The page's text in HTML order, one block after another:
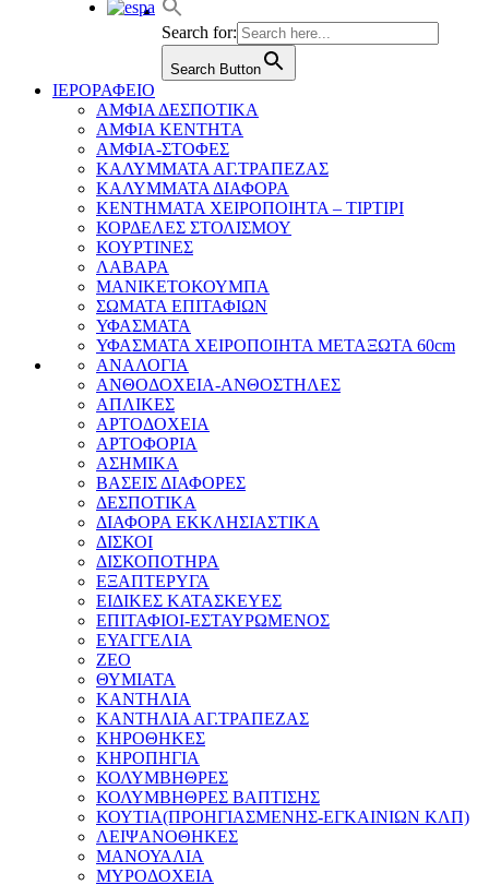
Search for:
Search Button
ΙΕΡΟΡΑΦΕΙΟ
ΑΜΦΙΑ ΔΕΣΠΟΤΙΚΑ
ΑΜΦΙΑ ΚΕΝΤΗΤΑ
ΑΜΦΙΑ-ΣΤΟΦΕΣ
ΚΑΛΥΜΜΑΤΑ ΑΓ.ΤΡΑΠΕΖΑΣ
ΚΑΛΥΜΜΑΤΑ ΔΙΑΦΟΡΑ
ΚΕΝΤΗΜΑΤΑ ΧΕΙΡΟΠΟΙΗΤΑ – ΤΙΡΤΙΡΙ
ΚΟΡΔΕΛΕΣ ΣΤΟΛΙΣΜΟΥ
ΚΟΥΡΤΙΝΕΣ
ΛΑΒΑΡΑ
ΜΑΝΙΚΕΤΟΚΟΥΜΠΑ
ΣΩΜΑΤΑ ΕΠΙΤΑΦΙΩΝ
ΥΦΑΣΜΑΤΑ
ΥΦΑΣΜΑΤΑ ΧΕΙΡΟΠΟΙΗΤΑ ΜΕΤΑΞΩΤΑ 60cm
ΑΝΑΛΟΓΙΑ
ΑΝΘΟΔΟΧΕΙΑ-ΑΝΘΟΣΤΗΛΕΣ
ΑΠΛΙΚΕΣ
ΑΡΤΟΔΟΧΕΙΑ
ΑΡΤΟΦΟΡΙΑ
ΑΣΗΜΙΚΑ
ΒΑΣΕΙΣ ΔΙΑΦΟΡΕΣ
ΔΕΣΠΟΤΙΚΑ
ΔΙΑΦΟΡΑ ΕΚΚΛΗΣΙΑΣΤΙΚΑ
ΔΙΣΚΟΙ
ΔΙΣΚΟΠΟΤΗΡΑ
ΕΞΑΠΤΕΡΥΓΑ
ΕΙΔΙΚΕΣ ΚΑΤΑΣΚΕΥΕΣ
ΕΠΙΤΑΦΙΟΙ-ΕΣΤΑΥΡΩΜΕΝΟΣ
ΕΥΑΓΓΕΛΙΑ
ΖΕΟ
ΘΥΜΙΑΤΑ
ΚΑΝΤΗΛΙΑ
ΚΑΝΤΗΛΙΑ ΑΓ.ΤΡΑΠΕΖΑΣ
ΚΗΡΟΘΗΚΕΣ
ΚΗΡΟΠΗΓΙΑ
ΚΟΛΥΜΒΗΘΡΕΣ
ΚΟΛΥΜΒΗΘΡΕΣ ΒΑΠΤΙΣΗΣ
ΚΟΥΤΙΑ(ΠΡΟΗΓΙΑΣΜΕΝΗΣ-ΕΓΚΑΙΝΙΩΝ ΚΛΠ)
ΛΕΙΨΑΝΟΘΗΚΕΣ
ΜΑΝΟΥΑΛΙΑ
ΜΥΡΟΔΟΧΕΙΑ